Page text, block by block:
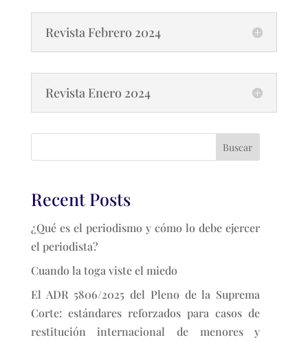
Revista Febrero 2024
Revista Enero 2024
Buscar
Recent Posts
¿Qué es el periodismo y cómo lo debe ejercer
el periodista?
Cuando la toga viste el miedo
El ADR 5806/2025 del Pleno de la Suprema
Corte: estándares reforzados para casos de
restitución internacional de menores y